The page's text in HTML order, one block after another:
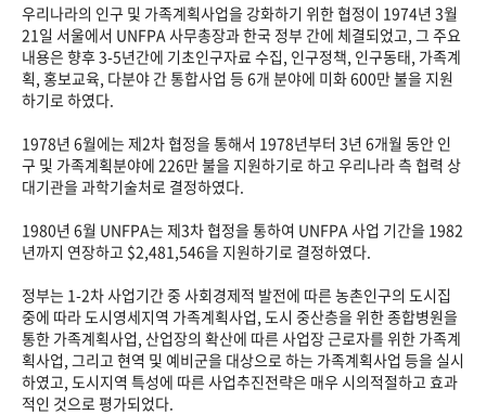
우리나라의 인구 및 가족계획사업을 강화하기 위한 협정이 1974년 3월
21일 서울에서 UNFPA 사무총장과 한국 정부 간에 체결되었고, 그 주요
내용은 향후 3-5년간에 기초인구자료 수집, 인구정책, 인구동태, 가족계
획, 홍보교육, 다분야 간 통합사업 등 6개 분야에 미화 600만 불을 지원
하기로 하였다.
1978년 6월에는 제2차 협정을 통해서 1978년부터 3년 6개월 동안 인
구 및 가족계획분야에 226만 불을 지원하기로 하고 우리나라 측 협력 상
대기관을 과학기술처로 결정하였다.
1980년 6월 UNFPA는 제3차 협정을 통하여 UNFPA 사업 기간을 1982
년까지 연장하고 $2,481,546을 지원하기로 결정하였다.
정부는 1-2차 사업기간 중 사회경제적 발전에 따른 농촌인구의 도시집
중에 따라 도시영세지역 가족계획사업, 도시 중산층을 위한 종합병원을
통한 가족계획사업, 산업장의 확산에 따른 사업장 근로자를 위한 가족계
획사업, 그리고 현역 및 예비군을 대상으로 하는 가족계획사업 등을 실시
하였고, 도시지역 특성에 따른 사업추진전략은 매우 시의적절하고 효과
적인 것으로 평가되었다.